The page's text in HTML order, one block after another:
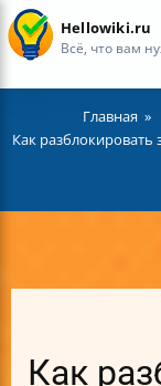
Hellowiki.ru
Всё, что вам
Главная
Как
Как